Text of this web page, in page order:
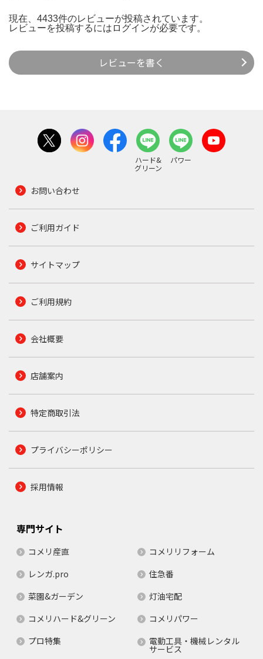
現在、4433件のレビューが投稿されています。
レビューを投稿するには ログインが必要です。
レビューを書く
ハード&
グリーン
パワー
お問い合わせ
ご利用ガイド
サイトマップ
ご利用規約
会社概要
店舗案内
特定商取引法
プライバシーポリシー
採用情報
専門サイト
コメリ産直
コメリリフォーム
レンガ.pro
住急番
菜園&ガーデン
灯油宅配
コメリハード&グリーン
コメリパワー
プロ特集
電動工具・機械レンタル
サービス